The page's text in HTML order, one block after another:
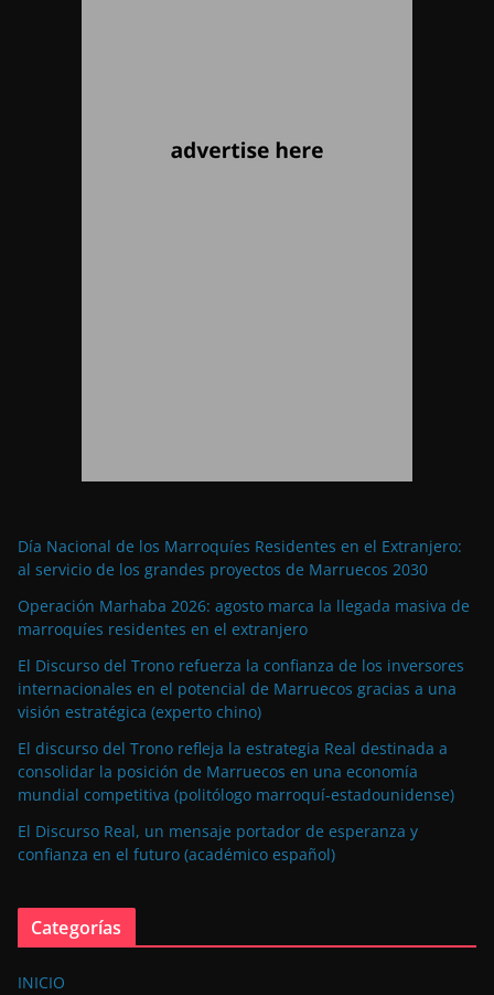
Día Nacional de los Marroquíes Residentes en el Extranjero:
al servicio de los grandes proyectos de Marruecos 2030
Operación Marhaba 2026: agosto marca la llegada masiva de
marroquíes residentes en el extranjero
El Discurso del Trono refuerza la confianza de los inversores
internacionales en el potencial de Marruecos gracias a una
visión estratégica (experto chino)
El discurso del Trono refleja la estrategia Real destinada a
consolidar la posición de Marruecos en una economía
mundial competitiva (politólogo marroquí-estadounidense)
El Discurso Real, un mensaje portador de esperanza y
confianza en el futuro (académico español)
Categorías
INICIO